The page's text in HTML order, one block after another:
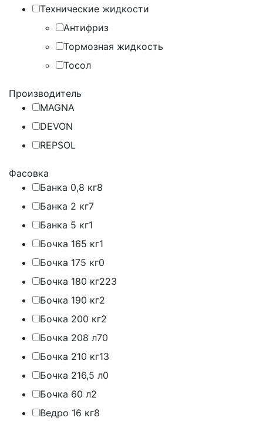
Технические жидкости
Антифриз
Тормозная жидкость
Тосол
Производитель
MAGNA
DEVON
REPSOL
Фасовка
Банка 0,8 кг8
Банка 2 кг7
Банка 5 кг1
Бочка 165 кг1
Бочка 175 кг0
Бочка 180 кг223
Бочка 190 кг2
Бочка 200 кг2
Бочка 208 л70
Бочка 210 кг13
Бочка 216,5 л0
Бочка 60 л2
Ведро 16 кг8